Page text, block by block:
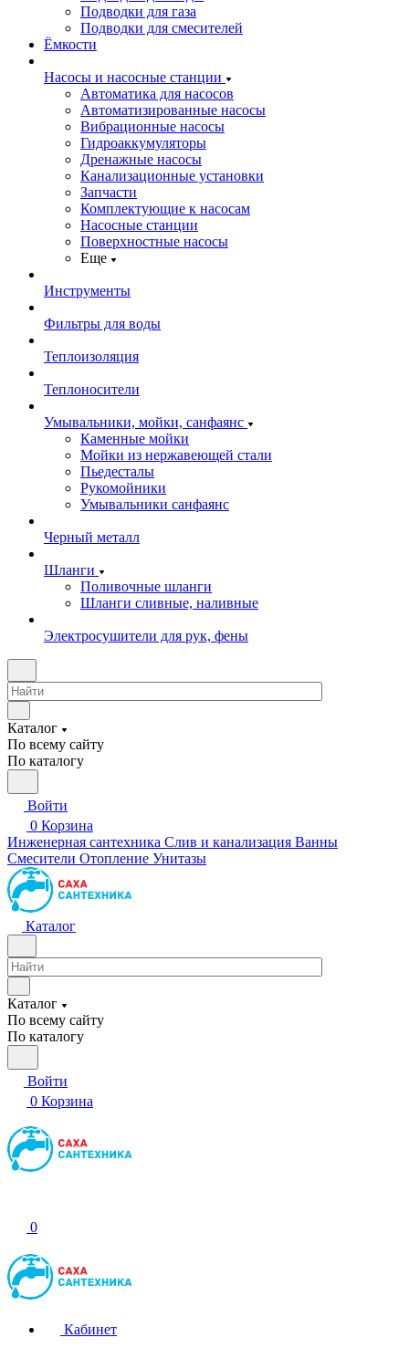
Подводки для газа
Подводки для смесителей
Ёмкости
Насосы и насосные станции
Автоматика для насосов
Автоматизированные насосы
Вибрационные насосы
Гидроаккумуляторы
Дренажные насосы
Канализационные установки
Запчасти
Комплектующие к насосам
Насосные станции
Поверхностные насосы
Еще
Инструменты
Фильтры для воды
Теплоизоляция
Теплоносители
Умывальники, мойки, санфаянс
Каменные мойки
Мойки из нержавеющей стали
Пьедесталы
Рукомойники
Умывальники санфаянс
Черный металл
Шланги
Поливочные шланги
Шланги сливные, наливные
Электросушители для рук, фены
Каталог
По всему сайту
По каталогу
Войти
0 Корзина
Инженерная сантехника Слив и канализация Ванны
Смесители Отопление Унитазы
Каталог
Каталог
По всему сайту
По каталогу
Войти
0 Корзина
0
Кабинет